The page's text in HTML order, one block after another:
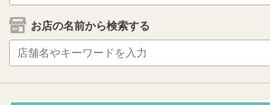
お店の名前から検索する